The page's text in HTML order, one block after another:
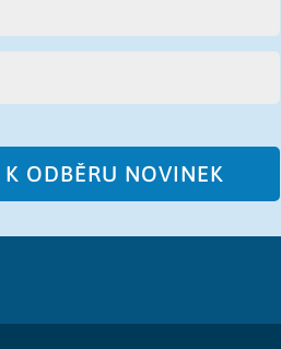
K ODBĚRU NOVINEK